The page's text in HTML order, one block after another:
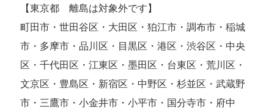
【東京都 離島は対象外です】
町田市・世田谷区・大田区・狛江市・調布市・稲城
市・多摩市・品川区・目黒区・港区・渋谷区・中央
区・千代田区・江東区・墨田区・台東区・荒川区・
文京区・豊島区・新宿区・中野区・杉並区・武蔵野
市・三鷹市・小金井市・小平市・国分寺市・府中